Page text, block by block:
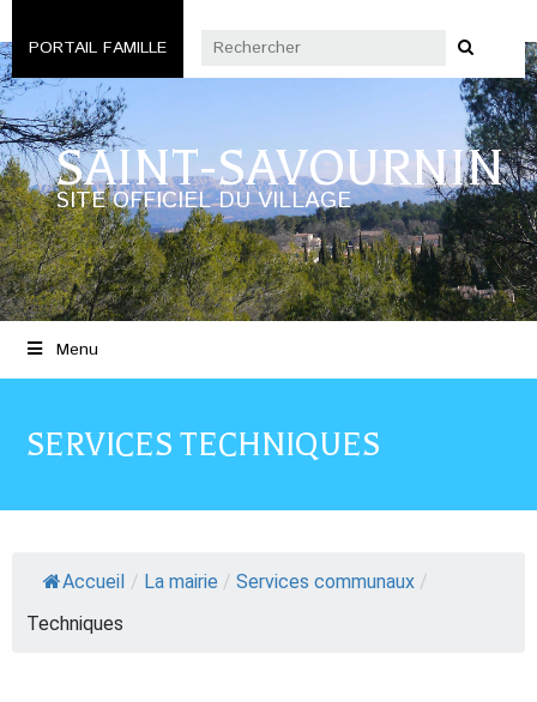
PORTAIL FAMILLE
SAINT-SAVOURNIN
SITE OFFICIEL DU VILLAGE
Menu
SERVICES TECHNIQUES
Accueil / La mairie / Services communaux /
Techniques